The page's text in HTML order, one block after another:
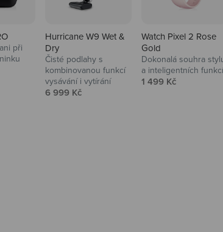
při
Hurricane W9 Wet &
Dry
Čisté podlahy s
kombinovanou funkcí
vysávání i vytírání
Prodejní cena
6 999 Kč
Watch Pixel 2 Rose
Gold
Dokonalá souhra
a inteligentních funkcí
Prodejní cena
1 499 Kč